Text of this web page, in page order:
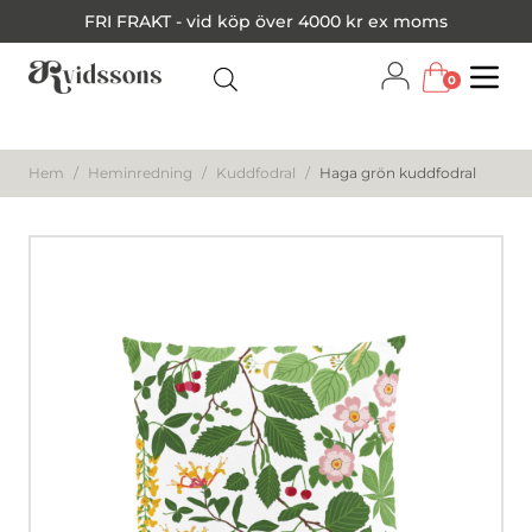
FRI FRAKT - vid köp över 4000 kr ex moms
0
Hem / Heminredning / Kuddfodral / Haga grön kuddfodral